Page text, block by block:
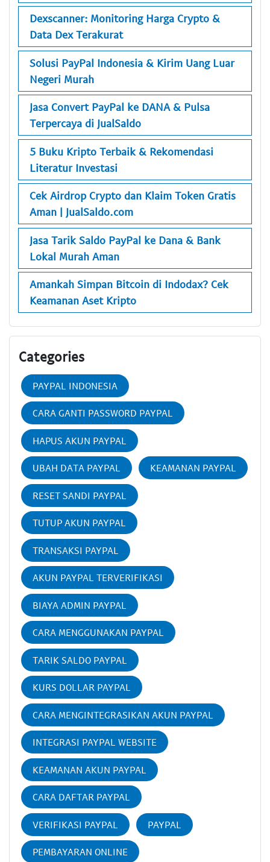
Dexscanner: Monitoring Harga Crypto &
Data Dex Terakurat
Solusi PayPal Indonesia & Kirim Uang Luar
Negeri Murah
Jasa Convert PayPal ke DANA & Pulsa
Terpercaya di JualSaldo
5 Buku Kripto Terbaik & Rekomendasi
Literatur Investasi
Cek Airdrop Crypto dan Klaim Token Gratis
Aman | JualSaldo.com
Jasa Tarik Saldo PayPal ke Dana & Bank
Lokal Murah Aman
Amankah Simpan Bitcoin di Indodax? Cek
Keamanan Aset Kripto
Categories
PAYPAL INDONESIA
CARA GANTI PASSWORD PAYPAL
HAPUS AKUN PAYPAL
UBAH DATA PAYPAL KEAMANAN PAYPAL
RESET SANDI PAYPAL
TUTUP AKUN PAYPAL
TRANSAKSI PAYPAL
AKUN PAYPAL TERVERIFIKASI
BIAYA ADMIN PAYPAL
CARA MENGGUNAKAN PAYPAL
TARIK SALDO PAYPAL
KURS DOLLAR PAYPAL
CARA MENGINTEGRASIKAN AKUN PAYPAL
INTEGRASI PAYPAL WEBSITE
KEAMANAN AKUN PAYPAL
CARA DAFTAR PAYPAL
VERIFIKASI PAYPAL PAYPAL
PEMBAYARAN ONLINE